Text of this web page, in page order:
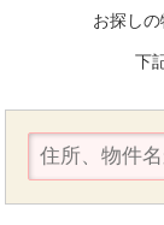
お探しの
下